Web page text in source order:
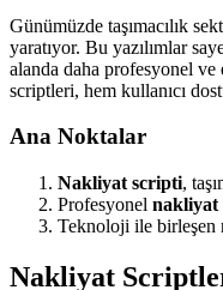
Günümüzde taşımacılık
yaratıyor. Bu yazılımlar
alanda daha profesyonel
scriptleri, hem kullanıcı
Ana Noktalar
Nakliyat scripti,
Profesyonel nakliyat
Teknoloji ile birleşen
Nakliyat